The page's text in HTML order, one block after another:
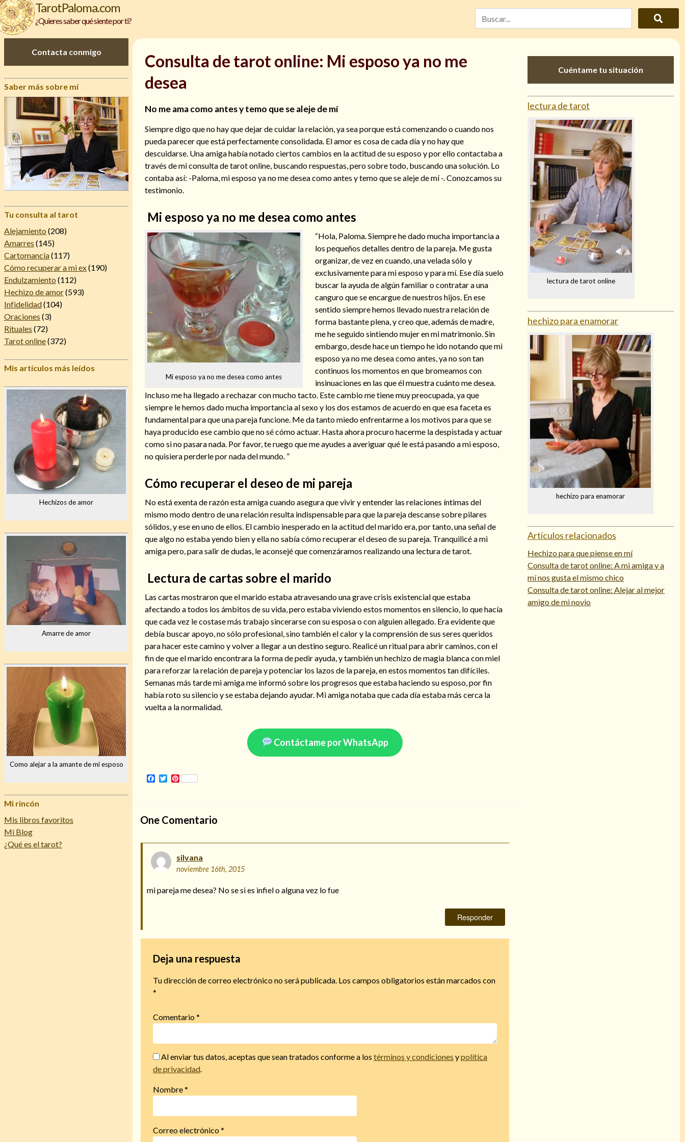
TarotPaloma.com
¿Quieres saber qué siente por ti?
Contacta conmigo
Saber más sobre mí
Tu consulta al tarot
Alejamiento (208)
Amarres (145)
Cartomancia(117)
Cómo recuperar a mi ex(190)
Endulzamiento (112)
Hechizo de amor(593)
Infidelidad(104)
Oraciones (3)
Rituales (72)
Tarot online(372)
Mis artículos más leídos
Hechizos de amor
Amarre de amor
Como alejar a la amante de mi esposo
Mi rincón
Mis libros favoritos
Mi Blog
¿Qué es el tarot?
Consulta de tarot online: Mi esposo ya no me
desea
No me ama como antes y temo que se aleje de mí
Siempre digo que no hay que dejar de cuidar la relación, ya sea porque está comenzando o cuando nos
pueda parecer que está perfectamente consolidada. El amor es cosa de cada día y no hay que
descuidarse. Una amiga había notado ciertos cambios en la actitud de su esposo y por ello contactaba a
través de mi consulta de tarot online, buscando respuestas, pero sobre todo, buscando una solución. Lo
contaba así: -Paloma, mi esposo ya no me desea como antes y temo que se aleje de mí -. Conozcamos su
testimonio.
Mi esposo ya no me desea como antes
Mi esposo ya no me desea como antes
“Hola, Paloma. Siempre he dado mucha importancia a
los pequeños detalles dentro de la pareja. Me gusta
organizar, de vez en cuando, una velada sólo y
exclusivamente para mi esposo y para mí. Ese día suelo
buscar la ayuda de algún familiar o contratar a una
canguro que se encargue de nuestros hijos. En ese
sentido siempre hemos llevado nuestra relación de
forma bastante plena, y creo que, además de madre,
me he seguido sintiendo mujer en mi matrimonio. Sin
embargo, desde hace un tiempo he ido notando que mi
esposo ya no me desea como antes, ya no son tan
continuos los momentos en que bromeamos con
insinuaciones en las que él muestra cuánto me desea.
Incluso me ha llegado a rechazar con mucho tacto. Este cambio me tiene muy preocupada, ya que
siempre le hemos dado mucha importancia al sexo y los dos estamos de acuerdo en que esa faceta es
fundamental para que una pareja funcione. Me da tanto miedo enfrentarme a los motivos para que se
haya producido ese cambio que no sé cómo actuar. Hasta ahora procuro hacerme la despistada y actuar
como si no pasara nada. Por favor, te ruego que me ayudes a averiguar qué le está pasando a mi esposo,
no quisiera perderle por nada del mundo. ”
Cómo recuperar el deseo de mi pareja
No está exenta de razón esta amiga cuando asegura que vivir y entender las relaciones íntimas del
mismo modo dentro de una relación resulta indispensable para que la pareja descanse sobre pilares
sólidos, y ese en uno de ellos. El cambio inesperado en la actitud del marido era, por tanto, una señal de
que algo no estaba yendo bien y ella no sabía cómo recuperar el deseo de su pareja. Tranquilicé a mi
amiga pero, para salir de dudas, le aconsejé que comenzáramos realizando una lectura de tarot.
Lectura de cartas sobre el marido
Las cartas mostraron que el marido estaba atravesando una grave crisis existencial que estaba
afectando a todos los ámbitos de su vida, pero estaba viviendo estos momentos en silencio, lo que hacía
que cada vez le costase más trabajo sincerarse con su esposa o con alguien allegado. Era evidente que
debía buscar apoyo, no sólo profesional, sino también el calor y la comprensión de sus seres queridos
para hacer este camino y volver a llegar a un destino seguro. Realicé un ritual para abrir caminos, con el
fin de que el marido encontrara la forma de pedir ayuda, y también un hechizo de magia blanca con miel
para reforzar la relación de pareja y potenciar los lazos de la pareja, en estos momentos tan difíciles.
Semanas más tarde mi amiga me informó sobre los progresos que estaba haciendo su esposo, por fin
había roto su silencio y se estaba dejando ayudar. Mi amiga notaba que cada día estaba más cerca la
vuelta a la normalidad.
Contáctame por WhatsApp
Facebook
Twitter
Pinterest
One Comentario
silvana
noviembre 16th, 2015
mi pareja me desea? No se si es infiel o alguna vez lo fue
Responder
Deja una respuesta
Tu dirección de correo electrónico no será publicada. Los campos obligatorios están marcados con
*
Comentario*
Al enviar tus datos, aceptas que sean tratados conforme a los términos y condiciones ypolítica
de privacidad.
Nombre*
Correo electrónico*
Cuéntame tu situación
lectura de tarot
lectura de tarot online
hechizo para enamorar
hechizo para enamorar
Artículos relacionados
Hechizo para que piense en mí
Consulta de tarot online: A mi amiga y a
mí nos gusta el mismo chico
Consulta de tarot online: Alejar al mejor
amigo de mi novio